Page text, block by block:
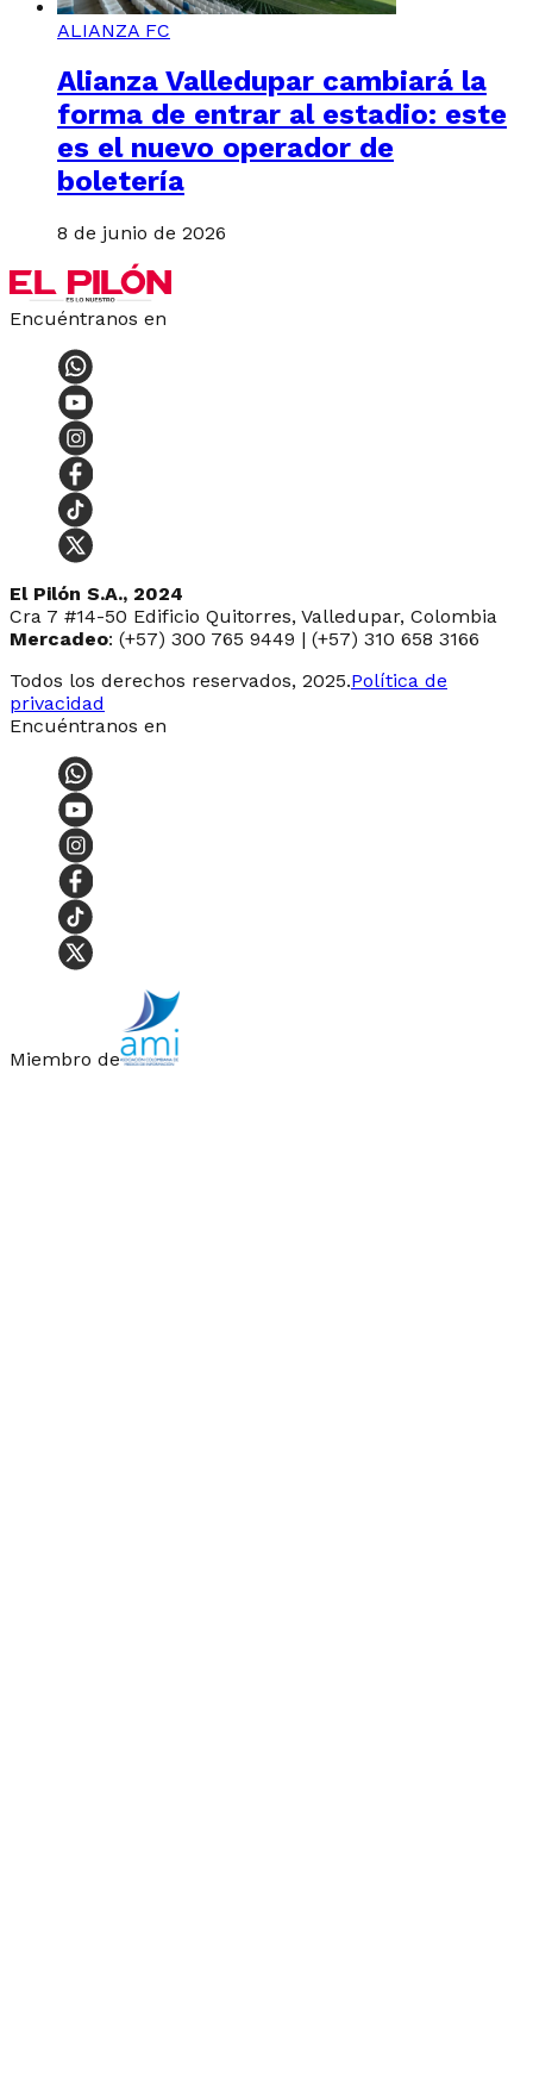
ALIANZA FC
Alianza Valledupar cambiará la
forma de entrar al estadio: este
es el nuevo operador de
boletería
8 de junio de 2026
Encuéntranos en
El Pilón S.A., 2024
Cra 7 #14-50 Edificio Quitorres, Valledupar, Colombia
Mercadeo: (+57) 300 765 9449 | (+57) 310 658 3166
Todos los derechos reservados, 2025.Política de
privacidad
Encuéntranos en
Miembro de